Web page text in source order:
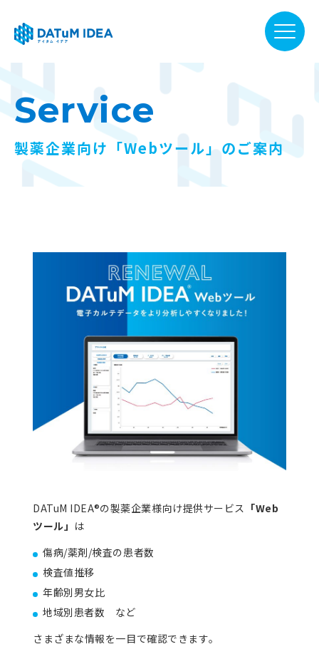
DATuM IDEA® について
提供サービス
活用事例
お知らせ
資料ダウンロード
よくあるご質問
お問い合わせ
Service
製薬企業向け「Webツール」のご案内
DATuM IDEA®の製薬企業様向け提供サービス 「Web
ツール」 は
傷病/薬剤/検査の患者数
検査値推移
年齢別男女比
地域別患者数 など
さまざまな情報を一目で確認できます。